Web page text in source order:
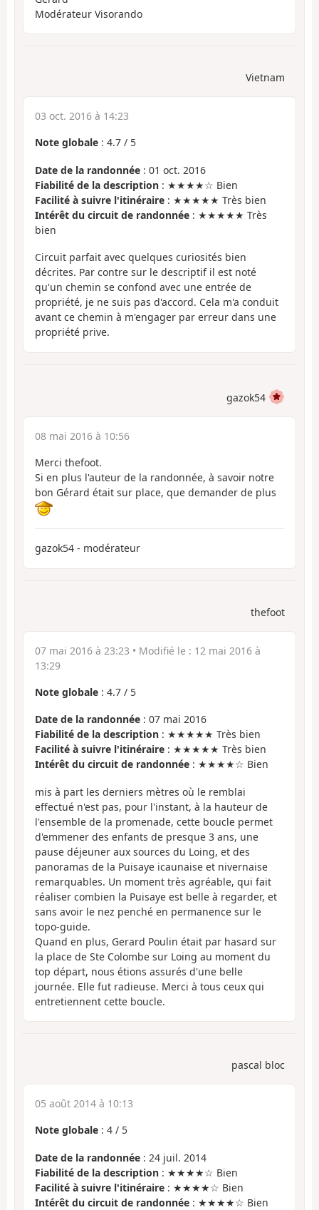
Modérateur Visorando
Vietnam
03 oct. 2016 à 14:23
Note globale : 4.7 / 5
Date de la randonnée : 01 oct. 2016
Fiabilité de la description : ★★★★☆ Bien
Facilité à suivre l'itinéraire : ★★★★★ Très bien
Intérêt du circuit de randonnée : ★★★★★ Très
bien
Circuit parfait avec quelques curiosités bien
décrites. Par contre sur le descriptif il est noté
qu'un chemin se confond avec une entrée de
propriété, je ne suis pas d'accord. Cela m'a conduit
avant ce chemin à m'engager par erreur dans une
propriété prive.
gazok54
08 mai 2016 à 10:56
Merci thefoot.
Si en plus l'auteur de la randonnée, à savoir notre
bon Gérard était sur place, que demander de plus
gazok54 - modérateur
thefoot
07 mai 2016 à 23:23 • Modifié le : 12 mai 2016 à
13:29
Note globale : 4.7 / 5
Date de la randonnée : 07 mai 2016
Fiabilité de la description : ★★★★★ Très bien
Facilité à suivre l'itinéraire : ★★★★★ Très bien
Intérêt du circuit de randonnée : ★★★★☆ Bien
mis à part les derniers mètres où le remblai
effectué n'est pas, pour l'instant, à la hauteur de
l'ensemble de la promenade, cette boucle permet
d'emmener des enfants de presque 3 ans, une
pause déjeuner aux sources du Loing, et des
panoramas de la Puisaye icaunaise et nivernaise
remarquables. Un moment très agréable, qui fait
réaliser combien la Puisaye est belle à regarder, et
sans avoir le nez penché en permanence sur le
topo-guide.
Quand en plus, Gerard Poulin était par hasard sur
la place de Ste Colombe sur Loing au moment du
top départ, nous étions assurés d'une belle
journée. Elle fut radieuse. Merci à tous ceux qui
entretiennent cette boucle.
pascal bloc
05 août 2014 à 10:13
Note globale : 4 / 5
Date de la randonnée : 24 juil. 2014
Fiabilité de la description : ★★★★☆ Bien
Facilité à suivre l'itinéraire : ★★★★☆ Bien
Intérêt du circuit de randonnée : ★★★★☆ Bien